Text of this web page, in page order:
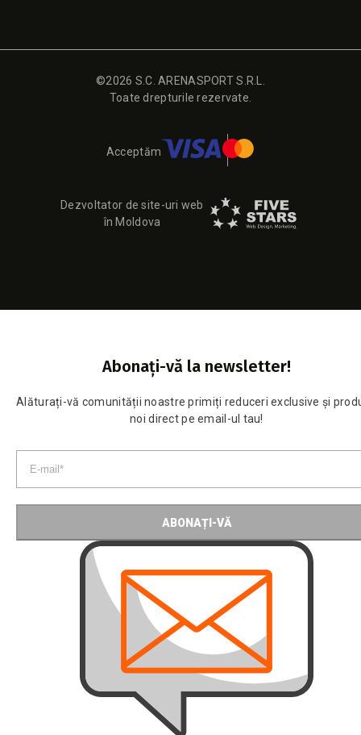
©2026 S.C. ARENASPORT S.R.L.
Toate drepturile rezervate.
Acceptăm
Dezvoltator de site-uri web
în Moldova
Abonați-vă la newsletter!
Alăturați-vă comunității noastre primiți reduceri exclusive și
noi direct pe email-ul tau!
ABONAȚI-VĂ